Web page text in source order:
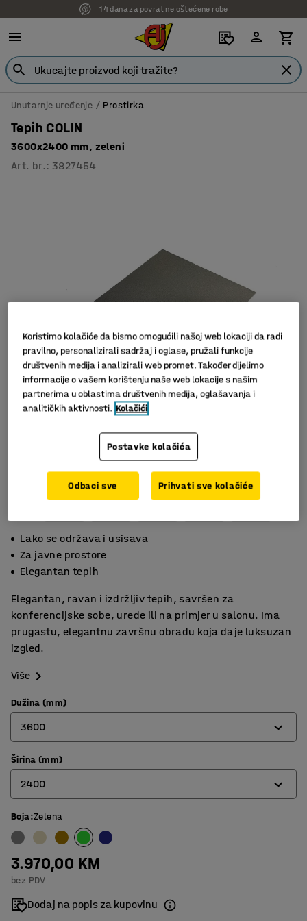
14 dana za povrat ne oštećene robe
7 godina garancije
Unutarnje uređenje Prostirka
Tepih COLIN
3600x2400 mm, zeleni
Art. br. : 3827454
Lako se održava i usisava
Za javne prostore
Elegantan tepih
Elegantan, ravan i izdržljiv tepih, savršen za
konferencijske sobe, urede ili na primjer u salonu. Ima
prugastu, elegantnu završnu obradu koja daje luksuzan
izgled.
Više
Dužina (mm)
3600
3000
3600
4400
Širina (mm)
2400
2000
2400
Boja:Zelena
3.970,00 KM
bez PDV
Dodaj na popis za kupovinu
Koristimo kolačiće da bismo omogućili našoj web lokaciji da radi
pravilno, personalizirali sadržaj i oglase, pružali funkcije
društvenih medija i analizirali web promet. Također dijelimo
informacije o vašem korištenju naše web lokacije s našim
partnerima u oblastima društvenih medija, oglašavanja i
analitičkih aktivnosti. Kolačići
Postavke kolačića
Odbaci sve Prihvati sve kolačiće